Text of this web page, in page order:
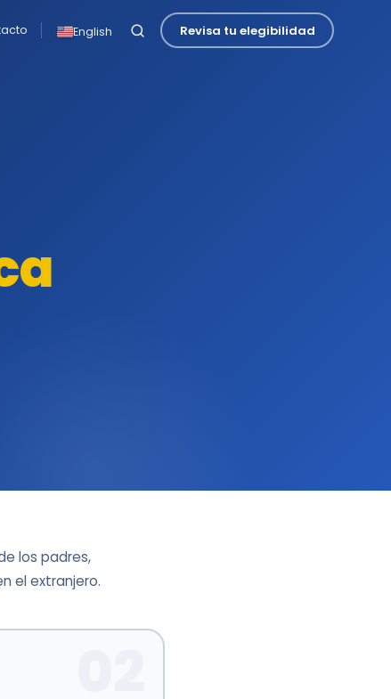
English Revisa tu elegibilidad
los padres,
el extranjero.